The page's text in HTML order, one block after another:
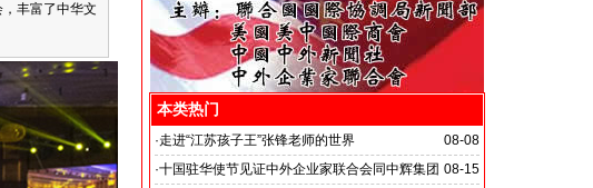
丰富了中华文
本类热门
08-08
·走进“江苏孩子王”张锋老师的世界
08-15
·十国驻华使节见证中外企业家联合会同中辉集团